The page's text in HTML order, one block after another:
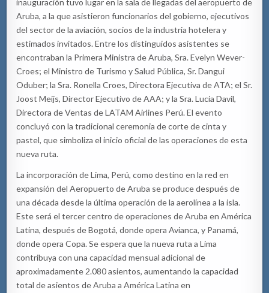
inauguración tuvo lugar en la sala de llegadas del aeropuerto de
Aruba, a la que asistieron funcionarios del gobierno, ejecutivos
del sector de la aviación, socios de la industria hotelera y
estimados invitados. Entre los distinguidos asistentes se
encontraban la Primera Ministra de Aruba, Sra. Evelyn Wever-
Croes; el Ministro de Turismo y Salud Pública, Sr. Dangui
Oduber; la Sra. Ronella Croes, Directora Ejecutiva de ATA; el Sr.
Joost Meijs, Director Ejecutivo de AAA; y la Sra. Lucia Davil,
Directora de Ventas de LATAM Airlines Perú. El evento
concluyó con la tradicional ceremonia de corte de cinta y
pastel, que simboliza el inicio oficial de las operaciones de esta
nueva ruta.
La incorporación de Lima, Perú, como destino en la red en
expansión del Aeropuerto de Aruba se produce después de
una década desde la última operación de la aerolínea a la isla.
Este será el tercer centro de operaciones de Aruba en América
Latina, después de Bogotá, donde opera Avianca, y Panamá,
donde opera Copa. Se espera que la nueva ruta a Lima
contribuya con una capacidad mensual adicional de
aproximadamente 2.080 asientos, aumentando la capacidad
total de asientos de Aruba a América Latina en